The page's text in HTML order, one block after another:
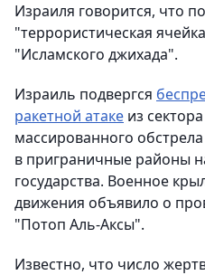
Израиля говорится, что
"террористическая
"Исламского джихада".
Израиль подвергся
ракетной атаке из
массированного
в приграничные районы
государства. Военное
движения объявило о
"Потоп Аль-Аксы".
Известно, что число